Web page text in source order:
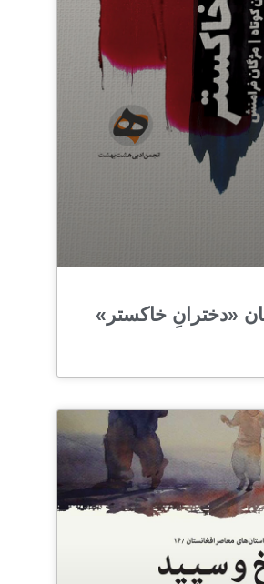
«دخترانِ خاکستر»